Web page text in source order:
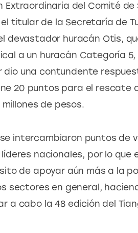
Extraordinaria del Comité de
el titular de la Secretaría de
devastador huracán Otis,
a un huracán Categoría
dio una contundente
20 puntos para el rescate
millones de pesos.
intercambiaron puntos de
nacionales, por lo que
de apoyar aún más a la
sectores en general,
a cabo la 48 edición del